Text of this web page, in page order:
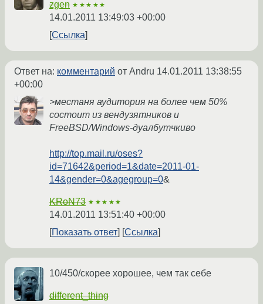
zgen ★★★★★
14.01.2011 13:49:03 +00:00
Ссылка
Ответ на: комментарий от Andru 14.01.2011 13:38:55
+00:00
>местаня аудитория на более чем 50%
состоит из вендузятников и
FreeBSD/Windows-дуалбутчкиво
http://top.mail.ru/oses?
id=71642&period=1&date=2011-01-
14&gender=0&agegroup=0&
KRoN73 ★★★★★
14.01.2011 13:51:40 +00:00
Показать ответ
Ссылка
10/450/скорее хорошее, чем так себе
different_thing